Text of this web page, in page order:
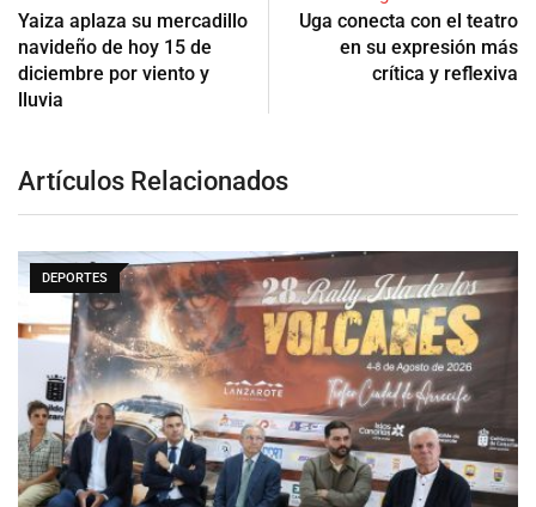
Yaiza aplaza su mercadillo
navideño de hoy 15 de
diciembre por viento y
lluvia
Uga conecta con el teatro
en su expresión más
crítica y reflexiva
Artículos Relacionados
DEPORTES